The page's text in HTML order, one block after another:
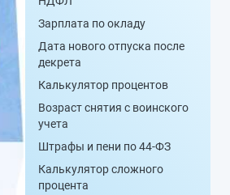
Зарплата по окладу
Дата нового отпуска после
декрета
Калькулятор процентов
Возраст снятия с воинского
учета
Штрафы и пени по 44-ФЗ
Калькулятор сложного
процента